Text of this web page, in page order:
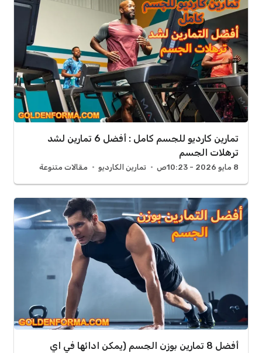
تمارين كارديو للجسم كامل : أفضل 6 تمارين لشد
ترهلات الجسم
8 مايو 2026 - 10:23ص تمارين الكارديو مقالات متنوعة
أفضل 8 تمارين بوزن الجسم (يمكن ادائها في اي